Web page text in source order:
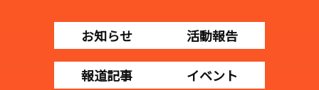
お知らせ 活動報告
報道記事 イベント